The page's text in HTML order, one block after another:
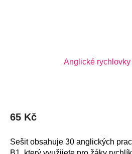
Anglické rychlovky
je
5
hvězdiček.
65 Kč
Sešit obsahuje 30 anglických